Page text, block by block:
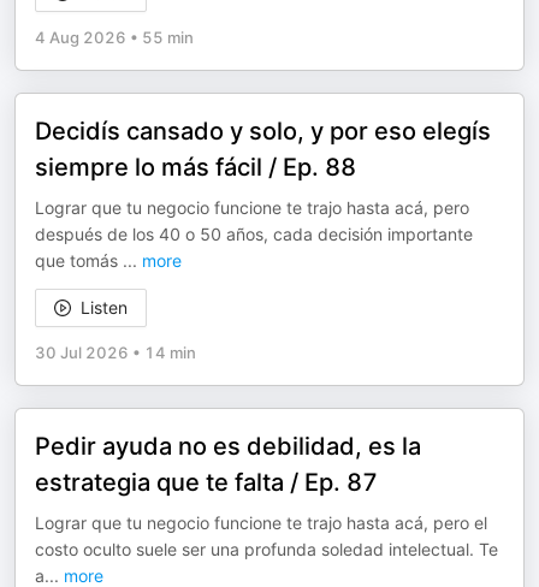
4 Aug 2026 • 55 min
Decidís cansado y solo, y por eso elegís
siempre lo más fácil / Ep. 88
Lograr que tu negocio funcione te trajo hasta acá, pero
después de los 40 o 50 años, cada decisión importante
que tomás ... more
Listen
30 Jul 2026 • 14 min
Pedir ayuda no es debilidad, es la
estrategia que te falta / Ep. 87
Lograr que tu negocio funcione te trajo hasta acá, pero el
costo oculto suele ser una profunda soledad intelectual. Te
a... more